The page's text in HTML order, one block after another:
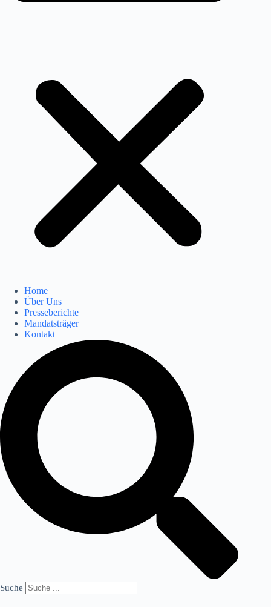
Home
Über Uns
Presseberichte
Mandatsträger
Kontakt
Suche